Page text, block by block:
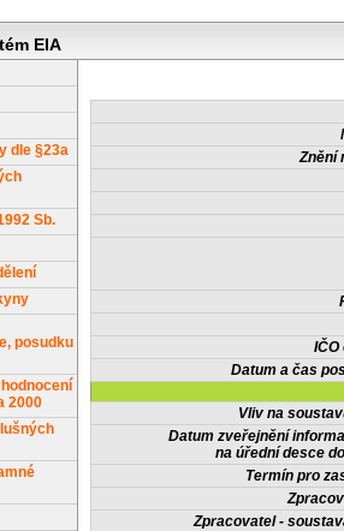
EIA
dle §23a
Sb.
posudku
2000
Znění
IČO
Datum a čas
Vliv na
Datum zveřejnění
na úřední desce
Termín pro
Zpracovatel -